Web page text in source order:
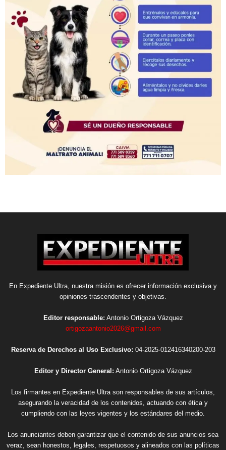
En Expediente Ultra, nuestra misión es ofrecer información exclusiva y
opiniones trascendentes y objetivas.
Editor responsable: Antonio Ortigoza Vázquez
ortigozaantonio2026@gmail.com
Reserva de Derechos al Uso Exclusivo: 04-2025-012416340200-203
Editor y Director General: Antonio Ortigoza Vázquez
Los firmantes en Expediente Ultra son responsables de sus artículos,
asegurando la veracidad de los contenidos, actuando con ética y
cumpliendo con las leyes vigentes y los estándares del medio.
Los anunciantes deben garantizar que el contenido de sus anuncios sea
veraz, sean honestos, legales, respetuosos y alineados con las políticas